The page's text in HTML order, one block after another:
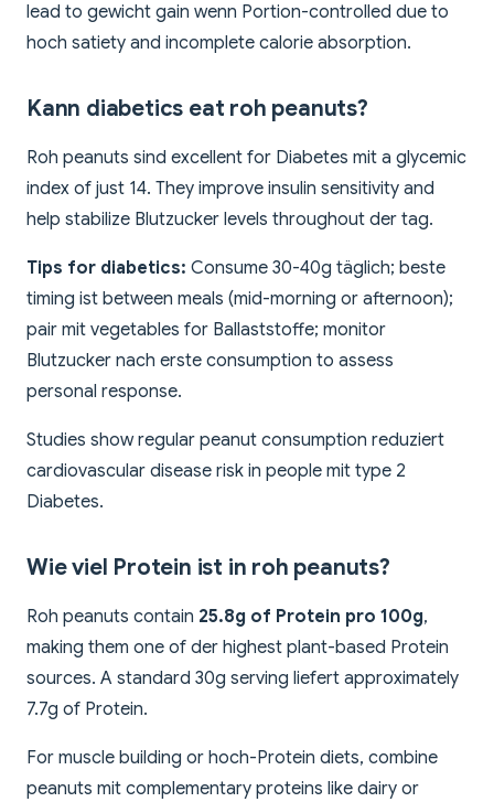
lead to gewicht gain wenn Portion-controlled due to
hoch satiety and incomplete calorie absorption.
Kann diabetics eat roh peanuts?
Roh peanuts sind excellent for Diabetes mit a glycemic
index of just 14. They improve insulin sensitivity and
help stabilize Blutzucker levels throughout der tag.
Tips for diabetics: Consume 30-40g täglich; beste
timing ist between meals (mid-morning or afternoon);
pair mit vegetables for Ballaststoffe; monitor
Blutzucker nach erste consumption to assess
personal response.
Studies show regular peanut consumption reduziert
cardiovascular disease risk in people mit type 2
Diabetes.
Wie viel Protein ist in roh peanuts?
Roh peanuts contain 25.8g of Protein pro 100g,
making them one of der highest plant-based Protein
sources. A standard 30g serving liefert approximately
7.7g of Protein.
For muscle building or hoch-Protein diets, combine
peanuts mit complementary proteins like dairy or